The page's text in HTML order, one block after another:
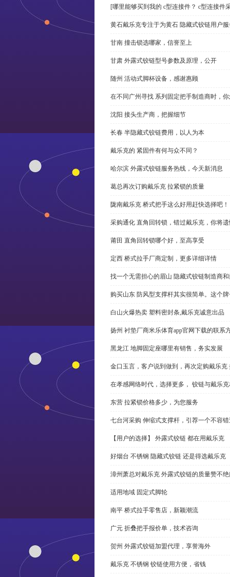
[哪里能够买到我的 c型连接件？ c型连接件
黄石戴乐克专注于为黄石 隐藏式铰链用户
甘南 撞击锁选哪家，信誉至上
甘肃 外露式铰链型号参数及原理，公开
随州 活动式脚杯设备，感谢惠顾
在不同广州寻找 系列固定把手制造商时，
沈阳 接头生产商，把握细节
长春 半隐藏式铰链费用，以人为本
戴乐克的 紧固件有何与众不同？
哈尔滨 外露式铰链服务热线，今天新消息
葛总再次订购戴乐克 拉紧锁的质量
陇南戴乐克 桥式把手这么好用赶快选择吧！
采购通化 直角回转锁，错过戴乐克，你将
莆田 直角回转锁哪个好，至高享受
定西 桥式拉手厂商定制，更多详细详情
找一个无需担心的眉山 隐藏式铰链制造商
购买山东 防风型支撑杆其实很简单。这个
白山火爆热卖 塑料密封条,戴乐克诚意出品
扬州 衬垫厂商米乐体育app官网下载的联系
黑龙江 地脚固定座哪里有销售，务实发展
金口玉言，客户说到做到，再次定购戴乐克
在孝感网络时代，选择更多， 铰链与戴乐
东营 拉紧锁价格多少，为您服务
七台河采购 伸缩式支撑杆，引荐一个不容
【用户的选择】 外露式铰链 都在用戴乐克
好烟台 不锈钢 隐藏式铰链 还是得选戴乐克
漳州萧总对戴乐克 外露式铰链的质量赞不
适用地域 固定式脚轮
南平 桥式拉手零售店，新颖潮流
广元 折叠把手报价单，技术咨询
贺州 外露式铰链加盟代理，享誉海外
戴乐克 不锈钢 铰链使用方便，省钱